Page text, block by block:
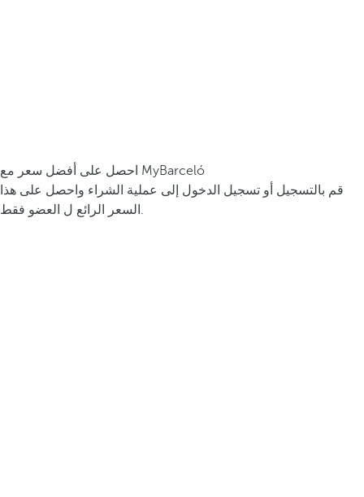
احصل على أفضل سعر مع MyBarceló
قم بالتسجيل أو تسجيل الدخول إلى عملية الشراء واحصل على هذا
السعر الرائع ل العضو فقط.